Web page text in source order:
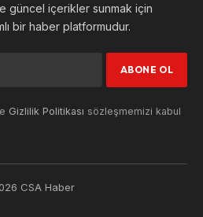
güncel içerikler sunmak için
bir haber platformudur.
Gizlilik Politikası sözleşmemizi kabul
CSA Haber